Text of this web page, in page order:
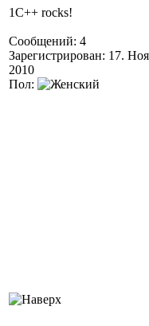
1C++ rocks!
Сообщений: 4
Зарегистрирован: 17.
2010
Пол: